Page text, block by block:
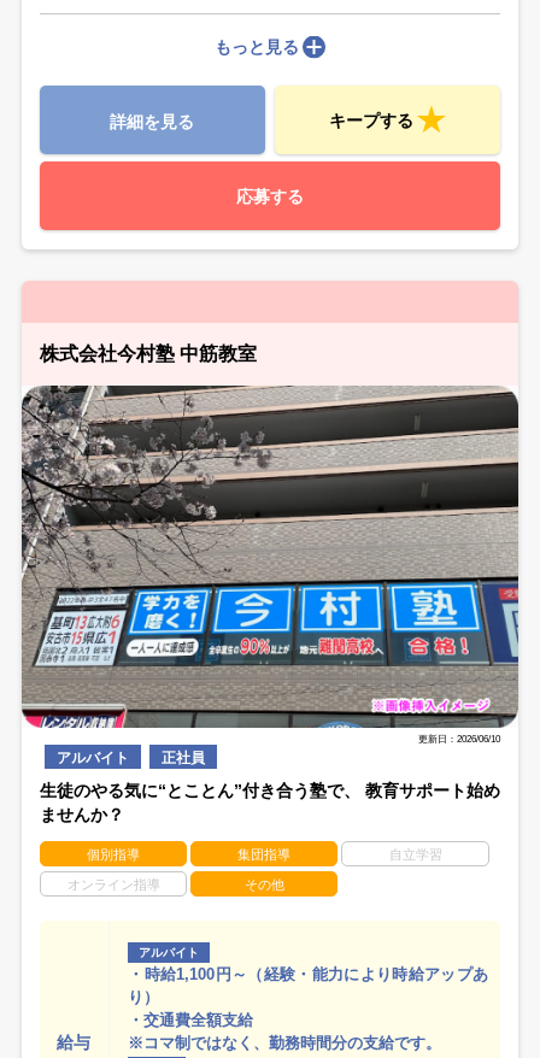
もっと見る
詳細を見る キープする
応募する
株式会社今村塾 中筋教室
更新日：2026/06/10
アルバイト 正社員
生徒のやる気に“とことん”付き合う塾で、 教育サポート始め
ませんか？
個別指導 集団指導 自立学習
オンライン指導 その他
給与
アルバイト
・時給1,100円～（経験・能力により時給アップあ
り）
・交通費全額支給
※コマ制ではなく、勤務時間分の支給です。